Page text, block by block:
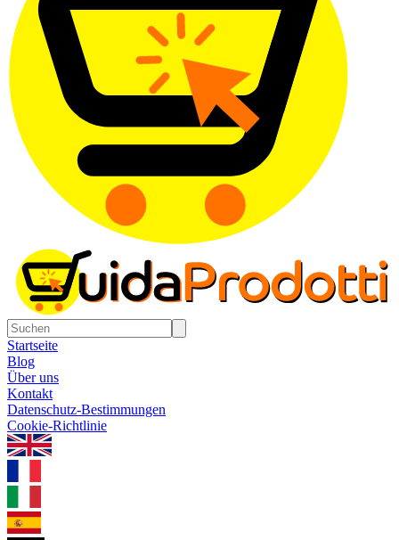
Startseite
Blog
Über uns
Kontakt
Datenschutz-Bestimmungen
Cookie-Richtlinie